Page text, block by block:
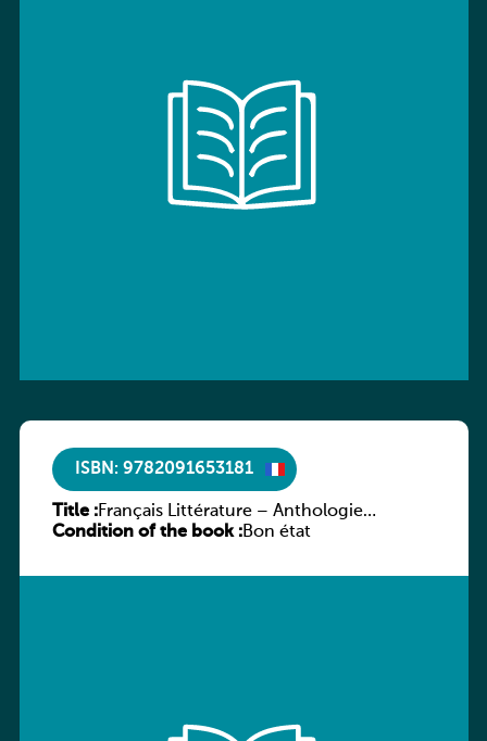
ISBN: 9782091653181
Title :Français Littérature – Anthologie
chronologique 2de/1re
Condition of the book :Bon état